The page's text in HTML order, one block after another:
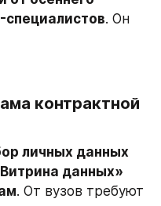
специалистов. Он
контрактной
личных данных
данных»
. От вузов требуют